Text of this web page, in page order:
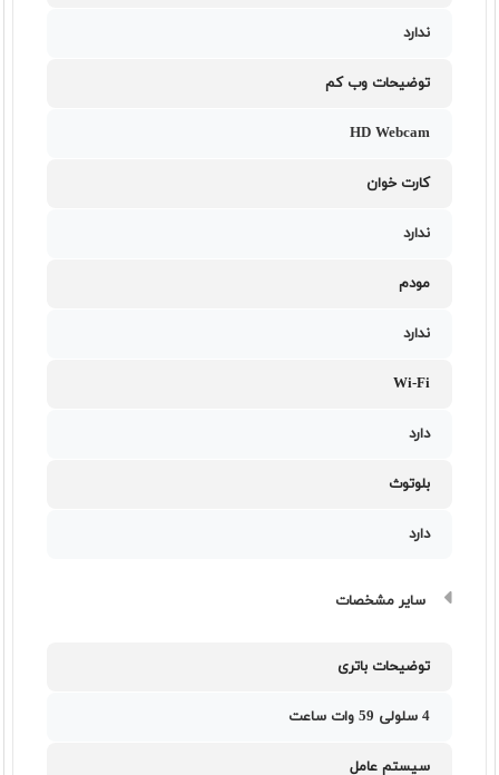
ندارد
توضیحات وب کم
HD Webcam
کارت خوان
ندارد
مودم
ندارد
Wi-Fi
دارد
بلوتوث
دارد
سایر مشخصات
توضیحات باتری
4 سلولی 59 وات ساعت
سیستم عامل